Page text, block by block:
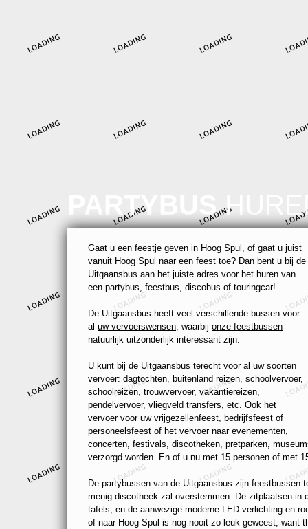
PARTYBUS
Gaat u een feestje geven in Hoog Spul, of gaat u juist
vanuit Hoog Spul naar een feest toe? Dan bent u bij de
Uitgaansbus aan het juiste adres voor het huren van
een partybus, feestbus, discobus of touringcar!
De Uitgaansbus heeft veel verschillende bussen voor
al uw vervoerswensen, waarbij onze feestbussen
natuurlijk uitzonderlijk interessant zijn.
U kunt bij de Uitgaansbus terecht voor al uw soorten
vervoer: dagtochten, buitenland reizen, schoolvervoer,
schoolreizen, trouwvervoer, vakantiereizen,
pendelvervoer, vliegveld transfers, etc. Ook het
vervoer voor uw vrijgezellenfeest, bedrijfsfeest of
personeelsfeest of het vervoer naar evenementen,
concerten, festivals, discotheken, pretparken,
verzorgd worden. En of u nu met 15 personen of met
De partybussen van de Uitgaansbus zijn feestbussen
menig discotheek zal overstemmen. De zitplaatsen
tafels, en de aanwezige moderne LED verlichting en
of naar Hoog Spul is nog nooit zo leuk geweest, want